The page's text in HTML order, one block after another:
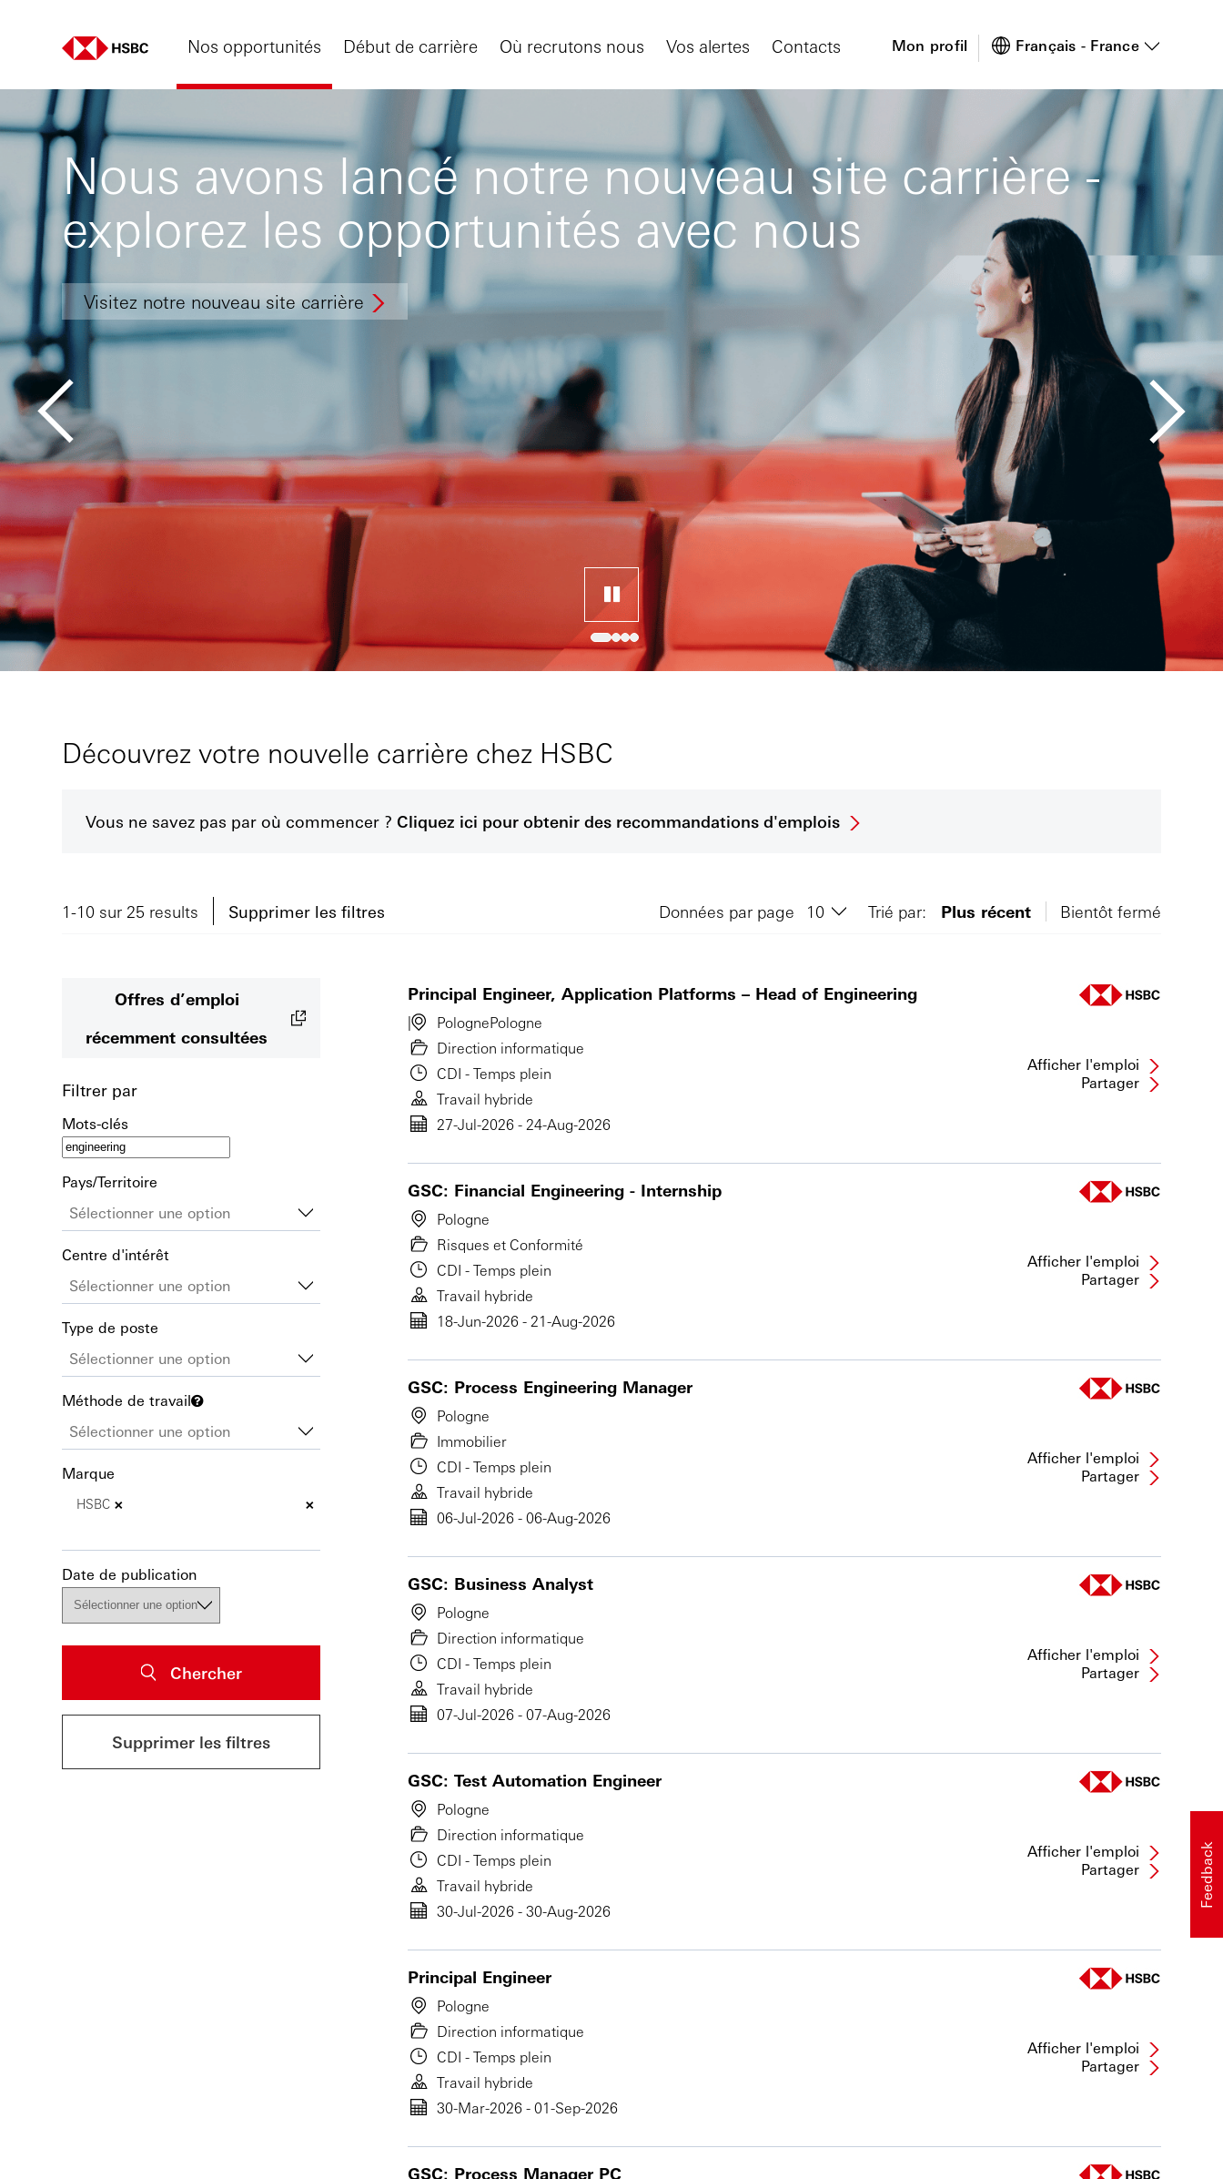
Nos opportunités Début de carrière Où recrutons nous Vos alertes Contacts Mon profil Français - France
Nous avons lancé notre nouveau site carrière -
explorez les opportunités avec nous
Visitez notre nouveau site carrière
Découvrez votre nouvelle carrière chez HSBC
Vous ne savez pas par où commencer ? Cliquez ici pour obtenir des recommandations d'emplois
1-10 sur 25 results Supprimer les filtres Données par page Trié par: Plus récent Bientôt fermé
Offres d’emploi
récemment consultées
Filtrer par
Mots-clés
Pays/Territoire
Centre d'intérêt
Type de poste
Méthode de travail
Marque
×
HSBC ×
Date de publication
Chercher
Supprimer les filtres
Principal Engineer, Application Platforms – Head of Engineering
PolognePologne
Direction informatique
CDI - Temps plein
Travail hybride
27-Jul-2026 - 24-Aug-2026
Afficher l'emploi
Partager
GSC: Financial Engineering - Internship
Pologne
Risques et Conformité
CDI - Temps plein
Travail hybride
18-Jun-2026 - 21-Aug-2026
Afficher l'emploi
Partager
GSC: Process Engineering Manager
Pologne
Immobilier
CDI - Temps plein
Travail hybride
06-Jul-2026 - 06-Aug-2026
Afficher l'emploi
Partager
GSC: Business Analyst
Pologne
Direction informatique
CDI - Temps plein
Travail hybride
07-Jul-2026 - 07-Aug-2026
Afficher l'emploi
Partager
GSC: Test Automation Engineer
Pologne
Direction informatique
CDI - Temps plein
Travail hybride
30-Jul-2026 - 30-Aug-2026
Afficher l'emploi
Partager
Principal Engineer
Pologne
Direction informatique
CDI - Temps plein
Travail hybride
30-Mar-2026 - 01-Sep-2026
Afficher l'emploi
Partager
GSC: Process Manager PC
Feedback